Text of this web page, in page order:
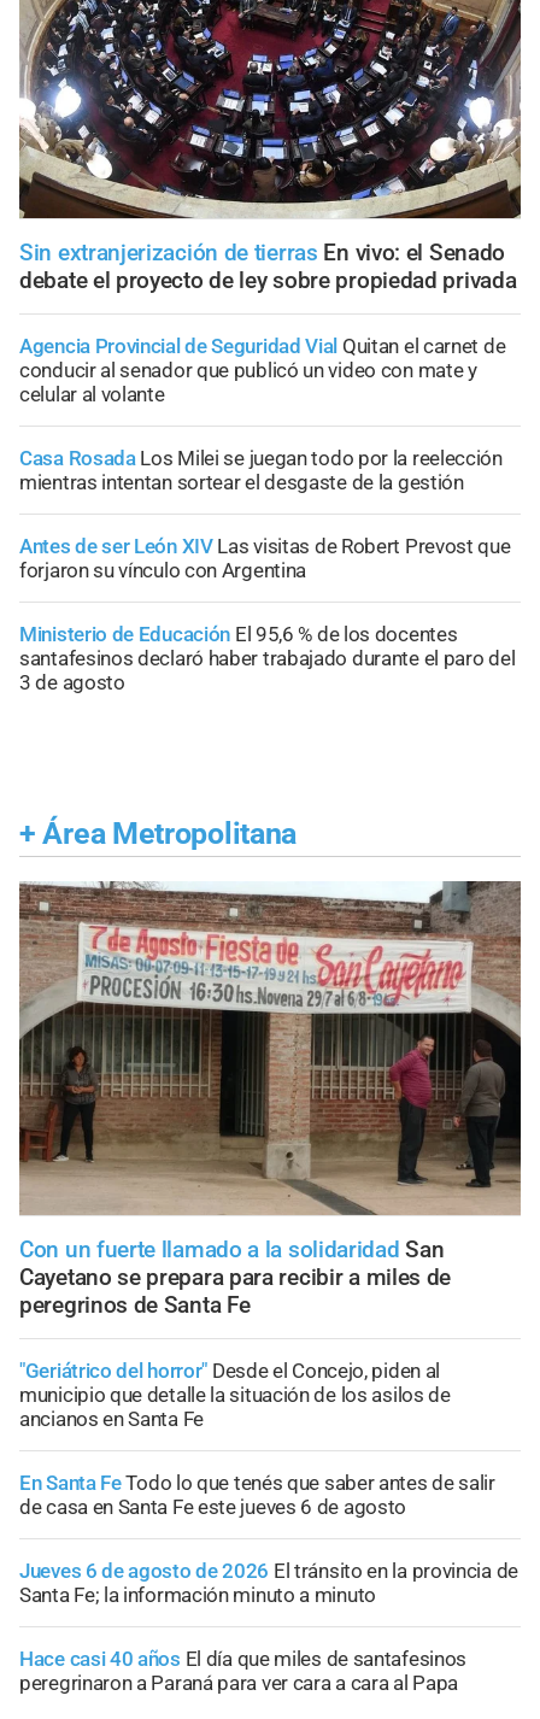
Sin extranjerización de tierras En vivo: el Senado
debate el proyecto de ley sobre propiedad privada
Agencia Provincial de Seguridad Vial Quitan el carnet de
conducir al senador que publicó un video con mate y
celular al volante
Casa Rosada Los Milei se juegan todo por la reelección
mientras intentan sortear el desgaste de la gestión
Antes de ser León XIV Las visitas de Robert Prevost que
forjaron su vínculo con Argentina
Ministerio de Educación El 95,6 % de los docentes
santafesinos declaró haber trabajado durante el paro del
3 de agosto
+ Área Metropolitana
Con un fuerte llamado a la solidaridad San
Cayetano se prepara para recibir a miles de
peregrinos de Santa Fe
"Geriátrico del horror" Desde el Concejo, piden al
municipio que detalle la situación de los asilos de
ancianos en Santa Fe
En Santa FeTodo lo que tenés que saber antes de salir
de casa en Santa Fe este jueves 6 de agosto
Jueves 6 de agosto de 2026 El tránsito en la provincia de
Santa Fe; la información minuto a minuto
Hace casi 40 años El día que miles de santafesinos
peregrinaron a Paraná para ver cara a cara al Papa